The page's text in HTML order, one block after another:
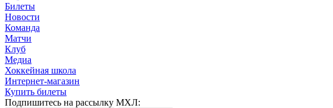
Билеты
Новости
Команда
Матчи
Клуб
Медиа
Хоккейная школа
Интернет-магазин
Купить билеты
Подпишитесь на рассылку МХЛ: